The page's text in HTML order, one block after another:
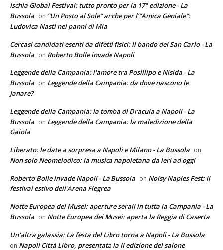
Ischia Global Festival: tutto pronto per la 17° edizione - La
Bussola on “Un Posto al Sole” anche per l’”Amica Geniale”:
Ludovica Nasti nei panni di Mia
Cercasi candidati esenti da difetti fisici: il bando del San Carlo - La
Bussola on Roberto Bolle invade Napoli
Leggende della Campania: l'amore tra Posillipo e Nisida - La
Bussola on Leggende della Campania: da dove nascono le
Janare?
Leggende della Campania: la tomba di Dracula a Napoli - La
Bussola on Leggende della Campania: la maledizione della
Gaiola
Liberato: le date a sorpresa a Napoli e Milano - La Bussola on
Non solo Neomelodico: la musica napoletana da ieri ad oggi
Roberto Bolle invade Napoli - La Bussola on Noisy Naples Fest: il
festival estivo dell’Arena Flegrea
Notte Europea dei Musei: aperture serali in tutta la Campania - La
Bussola on Notte Europea dei Musei: aperta la Reggia di Caserta
Un'altra galassia: La festa del Libro torna a Napoli - La Bussola
on Napoli Città Libro, presentata la II edizione del salone